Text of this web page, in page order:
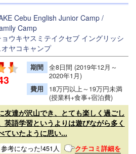
Cebu English Junior Camp /
Camp
ョウキヤスミテイクセブ イングリッシ
オヤコキャンプ
期間
全8日間 (2019年12月～
2020年1月)
費用
18万円以上～19万円未満
(授業料+食事+宿泊費)
友達が沢山でき、とても楽しく過ごし
英語学習というよりは遊びながら多く
ていたように思い...
参考になった!451人
クチコミ詳細を